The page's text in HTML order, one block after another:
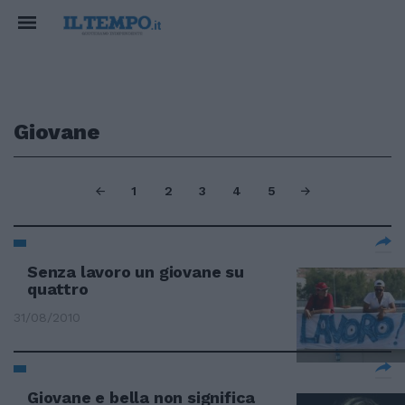
Giovane
1 2 3 4 5
Senza lavoro un giovane su
quattro
31/08/2010
Giovane e bella non significa